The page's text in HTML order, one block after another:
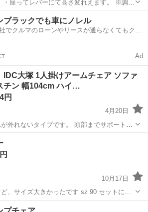
・座ってレバーにて高さ変れえます。 ※調整
成革のシート面は清掃にも耐久にも最適！
ります。 ピカール研磨洗剤等で落ちるかも
方...
駅 ソファ ピカール
ブラックでも車にノレル
でクルマのローンやリースが通らなくてもクル
Ad
大塚 1人掛けアームチェア ソファ
チン 幅104cm ハイ…
円
4月20日
外れないタイプです。 頭部までサポートす
セラーソファ「オースチン」。革本来のぬ
れるセミアニリン染めを施した総革張りチ
。 ※出品中...
ァ
10月17日
、サイズ大きかったです sz 90 セットにな
駅